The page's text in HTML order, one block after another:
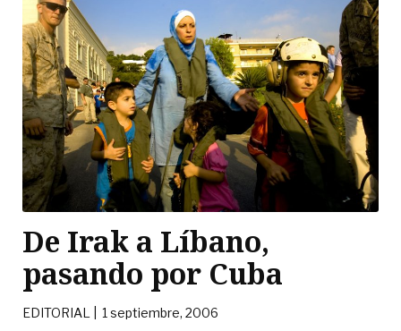
De Irak a Líbano,
pasando por Cuba
EDITORIAL |1 septiembre, 2006